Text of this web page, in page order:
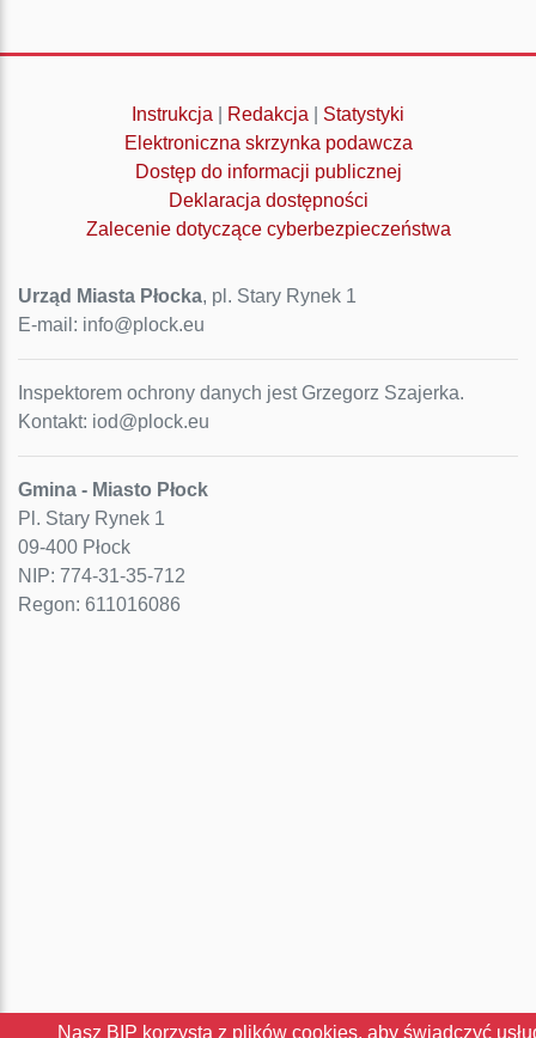
Instrukcja Redakcja
Statystyki
Elektroniczna skrzynka podawcza
Dostęp do informacji publicznej
Deklaracja dostępności
Zalecenie dotyczące cyberbezpieczeństwa
Urząd Miasta Płocka, pl. Stary Rynek 1
E-mail: info@plock.eu
Inspektorem ochrony danych jest Grzegorz Szajerka.
Kontakt: iod@plock.eu
Gmina - Miasto Płock
Pl. Stary Rynek 1
09-400 Płock
NIP: 774-31-35-712
Regon: 611016086
Nasz BIP korzysta z plików cookies, aby świadczyć